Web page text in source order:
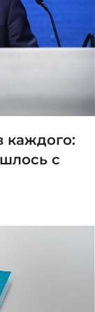
каждого:
с